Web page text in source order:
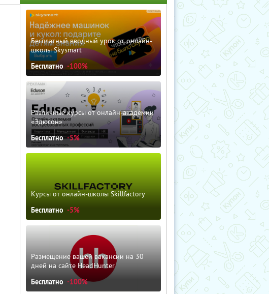
Бесплатный вводный урок от онлайн-
школы Skysmart
Бесплатно -100%
Различные курсы от онлайн-академии
«Эдюсон»
Бесплатно -5%
Курсы от онлайн-школы Skillfactory
Бесплатно -5%
Размещение вашей вакансии на 30
дней на сайте HeadHunter
Бесплатно -100%